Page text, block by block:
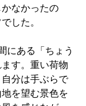
なかったの
した。
にある「ちょう
す。重い荷物
分は手ぶらで
を望む景色を